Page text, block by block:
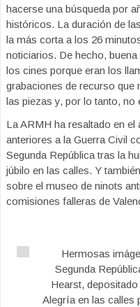
hacerse una búsqueda por
históricos. La duración de
la más corta a los 26
noticiarios. De hecho,
los cines porque eran los
grabaciones de recurso que
las piezas y, por lo tanto, no
La ARMH ha resaltado en
anteriores a la Guerra Civil
Segunda República tras la
júbilo en las calles. Y
sobre el museo de ninots
comisiones falleras de
Hermosas
Segunda
Hearst,
Alegría en las calles